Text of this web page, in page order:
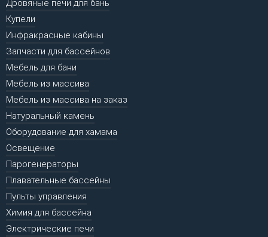
Дровяные печи для бань
Купели
Инфракрасные кабины
Запчасти для бассейнов
Мебель для бани
Мебель из массива
Мебель из массива на заказ
Натуральный камень
Оборудование для хамама
Освещение
Парогенераторы
Плавательные бассейны
Пульты управления
Химия для бассейна
Электрические печи